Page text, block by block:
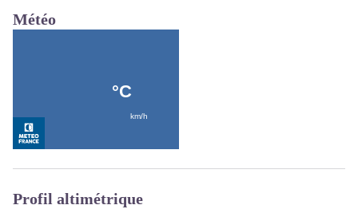
Météo
Profil altimétrique